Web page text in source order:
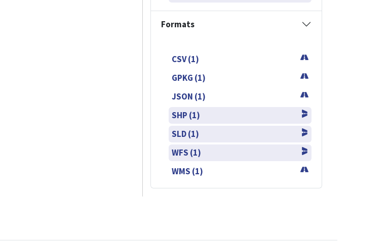
Formats
CSV (1)
GPKG (1)
JSON (1)
SHP (1)
SLD (1)
WFS (1)
WMS (1)